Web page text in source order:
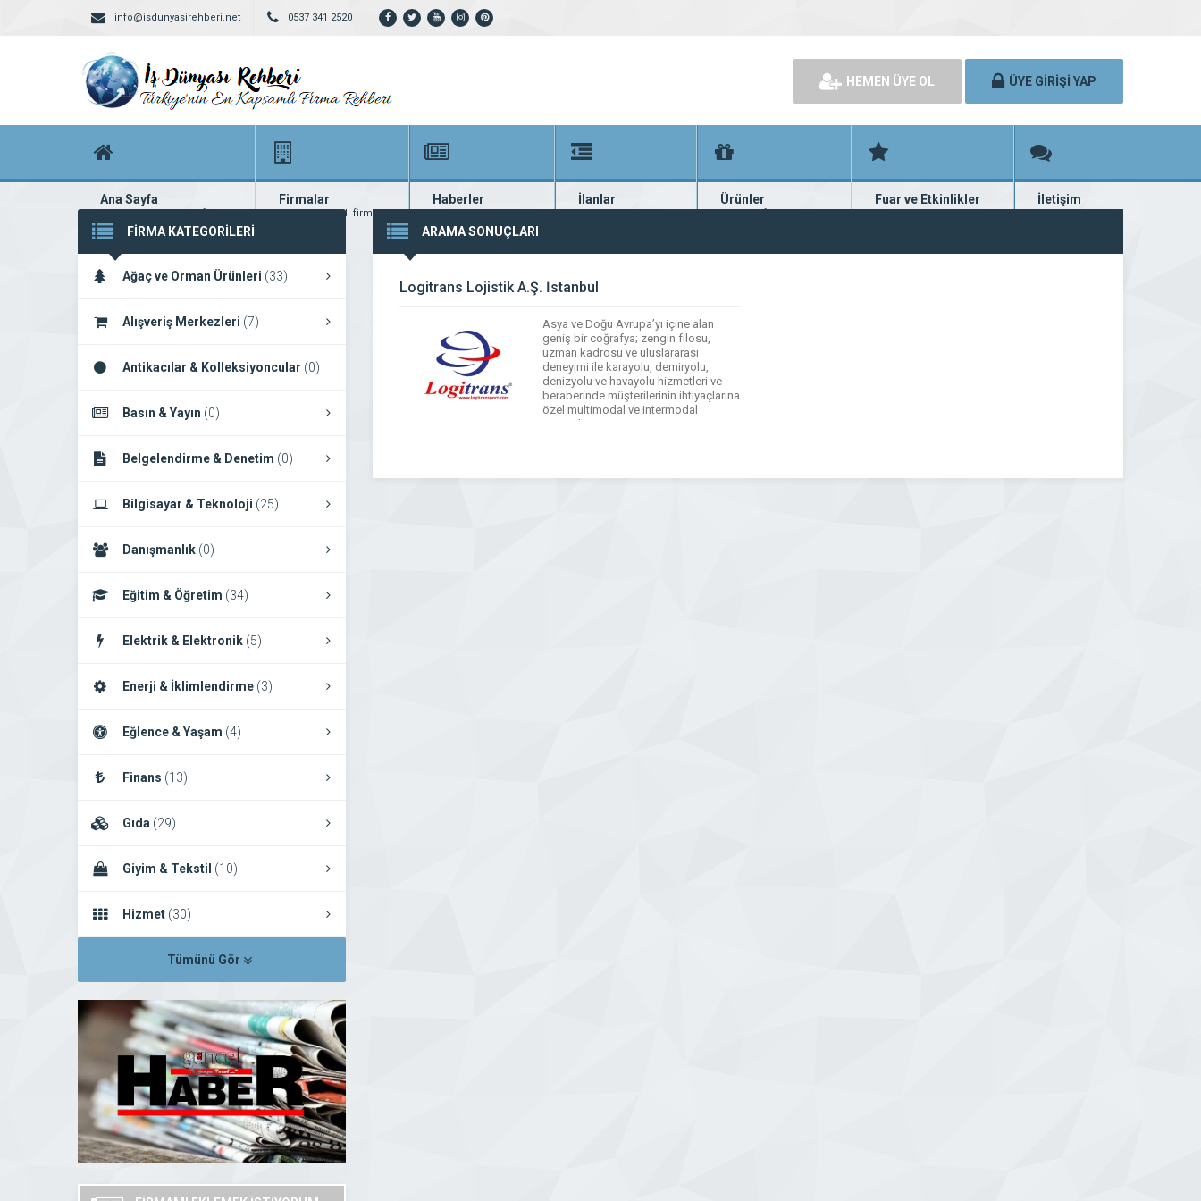
info@isdunyasirehberi.net 0537 341 2520
HEMEN ÜYE OL ÜYE GİRİŞİ YAP
Ana Sayfa
Firma rehberi ana sayfanız
Firmalar
Yüzlerce kayıtlı firma
Haberler
En güncel haberler
İlanlar
Güncel seri ilanlar
Ürünler
Binlerce firma ürünü
Fuar ve Etkinlikler
Fuar ve etkinlik planları
İletişim
Bize ulaşın
FİRMA KATEGORİLERİ
Ağaç ve Orman Ürünleri (33)
Alışveriş Merkezleri (7)
Antikacılar & Kolleksiyoncular (0)
Basın & Yayın (0)
Belgelendirme & Denetim (0)
Bilgisayar & Teknoloji (25)
Danışmanlık (0)
Eğitim & Öğretim (34)
Elektrik & Elektronik (5)
Enerji & İklimlendirme (3)
Eğlence & Yaşam (4)
Finans (13)
Gıda (29)
Giyim & Tekstil (10)
Hizmet (30)
Tümünü Gör
ARAMA SONUÇLARI
Logitrans Lojistik A.Ş. İstanbul
Asya ve Doğu Avrupa’yı içine alan
geniş bir coğrafya; zengin filosu,
uzman kadrosu ve uluslararası
deneyimi ile karayolu, demiryolu,
denizyolu ve havayolu hizmetleri ve
beraberinde müşterilerinin ihtiyaçlarına
özel multimodal ve intermodal
çözümleri sunmasının yanı sıra
hizmetlerini de sunmaktadır.